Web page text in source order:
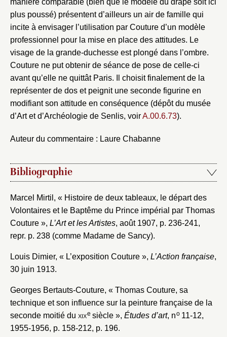
plus poussé) présentent d’ailleurs un air de famille qui
incite à envisager l’utilisation par Couture d’un modèle
professionnel pour la mise en place des attitudes. Le
visage de la grande-duchesse est plongé dans l’ombre.
Couture ne put obtenir de séance de pose de celle-ci
avant qu’elle ne quittât Paris. Il choisit finalement de la
représenter de dos et peignit une seconde figurine en
modifiant son attitude en conséquence (dépôt du musée
d’Art et d’Archéologie de Senlis, voirA.00.6.73).
Auteur du commentaire : Laure Chabanne
Bibliographie
Marcel Mirtil, « Histoire de deux tableaux, le départ des
Volontaires et le Baptême du Prince impérial par Thomas
Couture », L’Art et les Artistes, août 1907, p. 236-241,
repr. p. 238 (comme Madame de Sancy).
Louis Dimier, « L’exposition Couture », L’Action française,
30 juin 1913.
Georges Bertauts-Couture, « Thomas Couture, sa
technique et son influence sur la peinture française de la
seconde moitié du xixe siècle », Études d’art, no11-12,
1955-1956, p. 158-212, p. 196.
Nom du dossier
Valider
Créer et ajouter
Courriel
Mot de passe
Vous n'êtes pas encore inscrit ?